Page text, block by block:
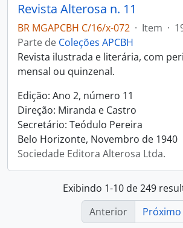
Revista Alterosa n. 11
BR MGAPCBH C/16/x-072 · Item ·
Parte de Coleções APCBH
Revista ilustrada e literária, com
mensal ou quinzenal.
Edição: Ano 2, número 11
Direção: Miranda e Castro
Secretário: Teódulo Pereira
Belo Horizonte, Novembro de 1940
Sociedade Editora Alterosa Ltda.
Exibindo 1-10 de 249
Anterior
Próximo